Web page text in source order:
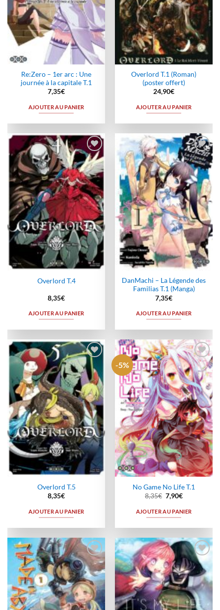
Re:Zero – 1er arc : Une
journée à la capitale T.1
7,35€
AJOUTER AU PANIER
Overlord T.1 (Roman)
(poster offert)
24,90€
AJOUTER AU PANIER
Ajouter
à la
wishlist
Overlord T.4
8,35€
AJOUTER AU PANIER
Ajouter
à la
wishlist
DanMachi – La Légende des
Familias T.1 (Manga)
7,35€
AJOUTER AU PANIER
Ajouter
à la
wishlist
Overlord T.5
8,35€
AJOUTER AU PANIER
-5%
Ajouter
à la
wishlist
No Game No Life T.1
8,35€ Le
prix
initial
était :
7,90€Le
actuel
est :
AJOUTER AU PANIER
Ajouter
à la
wishlist
Ajouter
à la
wishlist